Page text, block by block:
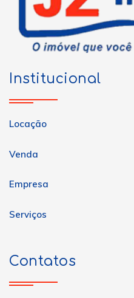
Institucional
Locação
Venda
Empresa
Serviços
Contatos